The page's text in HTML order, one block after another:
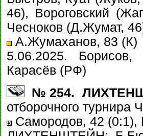
46), Вороговский
Чесноков (Д.Жумат,
А.Жумаханов, 83 (К)
5.06.2025.
Карасёв (РФ)
№254.
отборочного турнира
Самородов, 42 (0:1),